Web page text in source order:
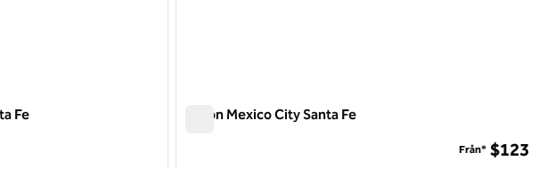
Fe
Hilton Mexico City Santa Fe
Från* $123